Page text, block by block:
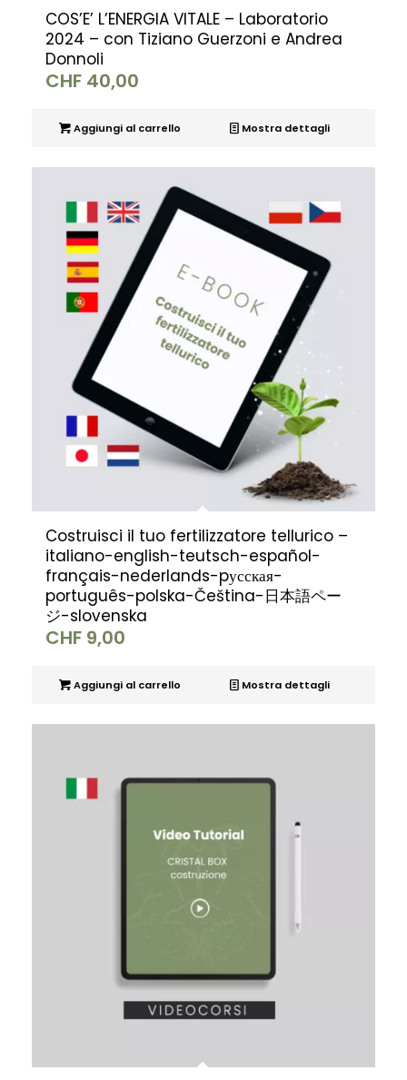
COS’E’ L’ENERGIA VITALE – Laboratorio
2024 – con Tiziano Guerzoni e Andrea
Donnoli
CHF40,00
Aggiungi al carrello Mostra dettagli
Costruisci il tuo fertilizzatore tellurico –
italiano-english-teutsch-español-
français-nederlands-pусская-
português-polska-Čeština-日本語ペー
ジ-slovenska
CHF9,00
Aggiungi al carrello Mostra dettagli